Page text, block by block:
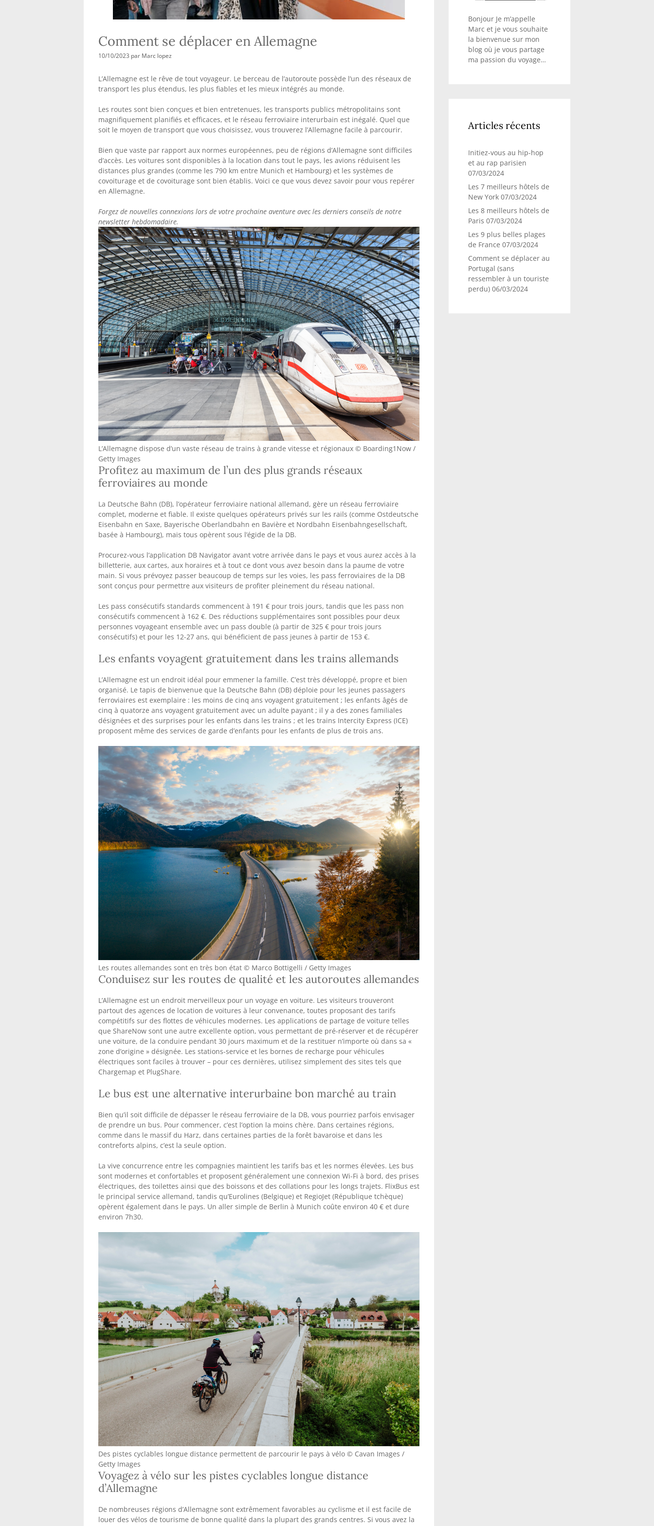
Comment se déplacer en Allemagne
10/10/2023 par Marc lopez
L’Allemagne est le rêve de tout voyageur. Le berceau de l’autoroute possède l’un des réseaux de
transport les plus étendus, les plus fiables et les mieux intégrés au monde.
Les routes sont bien conçues et bien entretenues, les transports publics métropolitains sont
magnifiquement planifiés et efficaces, et le réseau ferroviaire interurbain est inégalé. Quel que
soit le moyen de transport que vous choisissez, vous trouverez l’Allemagne facile à parcourir.
Bien que vaste par rapport aux normes européennes, peu de régions d’Allemagne sont difficiles
d’accès. Les voitures sont disponibles à la location dans tout le pays, les avions réduisent les
distances plus grandes (comme les 790 km entre Munich et Hambourg) et les systèmes de
covoiturage et de covoiturage sont bien établis. Voici ce que vous devez savoir pour vous repérer
en Allemagne.
Forgez de nouvelles connexions lors de votre prochaine aventure avec les derniers conseils de notre
newsletter hebdomadaire.
L’Allemagne dispose d’un vaste réseau de trains à grande vitesse et régionaux © Boarding1Now /
Getty Images
Profitez au maximum de l’un des plus grands réseaux
ferroviaires au monde
La Deutsche Bahn (DB), l’opérateur ferroviaire national allemand, gère un réseau ferroviaire
complet, moderne et fiable. Il existe quelques opérateurs privés sur les rails (comme Ostdeutsche
Eisenbahn en Saxe, Bayerische Oberlandbahn en Bavière et Nordbahn Eisenbahngesellschaft,
basée à Hambourg), mais tous opèrent sous l’égide de la DB.
Procurez-vous l’application DB Navigator avant votre arrivée dans le pays et vous aurez accès à la
billetterie, aux cartes, aux horaires et à tout ce dont vous avez besoin dans la paume de votre
main. Si vous prévoyez passer beaucoup de temps sur les voies, les pass ferroviaires de la DB
sont conçus pour permettre aux visiteurs de profiter pleinement du réseau national.
Les pass consécutifs standards commencent à 191 € pour trois jours, tandis que les pass non
consécutifs commencent à 162 €. Des réductions supplémentaires sont possibles pour deux
personnes voyageant ensemble avec un pass double (à partir de 325 € pour trois jours
consécutifs) et pour les 12-27 ans, qui bénéficient de pass jeunes à partir de 153 €.
Les enfants voyagent gratuitement dans les trains allemands
L’Allemagne est un endroit idéal pour emmener la famille. C’est très développé, propre et bien
organisé. Le tapis de bienvenue que la Deutsche Bahn (DB) déploie pour les jeunes passagers
ferroviaires est exemplaire : les moins de cinq ans voyagent gratuitement ; les enfants âgés de
cinq à quatorze ans voyagent gratuitement avec un adulte payant ; il y a des zones familiales
désignées et des surprises pour les enfants dans les trains ; et les trains Intercity Express (ICE)
proposent même des services de garde d’enfants pour les enfants de plus de trois ans.
Les routes allemandes sont en très bon état © Marco Bottigelli / Getty Images
Conduisez sur les routes de qualité et les autoroutes allemandes
L’Allemagne est un endroit merveilleux pour un voyage en voiture. Les visiteurs trouveront
partout des agences de location de voitures à leur convenance, toutes proposant des tarifs
compétitifs sur des flottes de véhicules modernes. Les applications de partage de voiture telles
que ShareNow sont une autre excellente option, vous permettant de pré-réserver et de récupérer
une voiture, de la conduire pendant 30 jours maximum et de la restituer n’importe où dans sa «
zone d’origine » désignée. Les stations-service et les bornes de recharge pour véhicules
électriques sont faciles à trouver – pour ces dernières, utilisez simplement des sites tels que
Chargemap et PlugShare.
Le bus est une alternative interurbaine bon marché au train
Bien qu’il soit difficile de dépasser le réseau ferroviaire de la DB, vous pourriez parfois envisager
de prendre un bus. Pour commencer, c’est l’option la moins chère. Dans certaines régions,
comme dans le massif du Harz, dans certaines parties de la forêt bavaroise et dans les
contreforts alpins, c’est la seule option.
La vive concurrence entre les compagnies maintient les tarifs bas et les normes élevées. Les bus
sont modernes et confortables et proposent généralement une connexion Wi-Fi à bord, des prises
électriques, des toilettes ainsi que des boissons et des collations pour les longs trajets. FlixBus est
le principal service allemand, tandis qu’Eurolines (Belgique) et RegioJet (République tchèque)
opèrent également dans le pays. Un aller simple de Berlin à Munich coûte environ 40 € et dure
environ 7h30.
Des pistes cyclables longue distance permettent de parcourir le pays à vélo © Cavan Images /
Getty Images
Voyagez à vélo sur les pistes cyclables longue distance
d’Allemagne
De nombreuses régions d’Allemagne sont extrêmement favorables au cyclisme et il est facile de
louer des vélos de tourisme de bonne qualité dans la plupart des grands centres. Si vous avez la
Bonjour Je m’appelle
Marc et je vous souhaite
la bienvenue sur mon
blog où je vous partage
ma passion du voyage…
Articles récents
Initiez-vous au hip-hop
et au rap parisien
07/03/2024
Les 7 meilleurs hôtels de
New York 07/03/2024
Les 8 meilleurs hôtels de
Paris 07/03/2024
Les 9 plus belles plages
de France 07/03/2024
Comment se déplacer au
Portugal (sans
ressembler à un touriste
perdu) 06/03/2024